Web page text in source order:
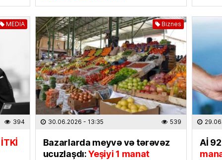
MEDİA
394
Biznes
30.06.2026 - 13:35 539
Bazarlarda meyvə və tərəvəz
ucuzlaşdı:Yeşiyi 1 manat
Aİ